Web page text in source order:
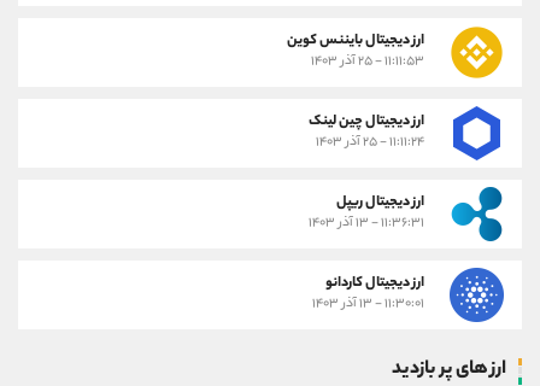
ارز دیجیتال بایننس کوین
۱۱:۱۱:۵۳ - ۲۵ آذر ۱۴۰۳
ارز دیجیتال چین لینک
۱۱:۱۱:۲۴ - ۲۵ آذر ۱۴۰۳
ارز دیجیتال ریپل
۱۱:۳۶:۳۱ - ۱۳ آذر ۱۴۰۳
ارز دیجیتال کاردانو
۱۱:۳۰:۰۱ - ۱۳ آذر ۱۴۰۳
ارز های پر بازدید